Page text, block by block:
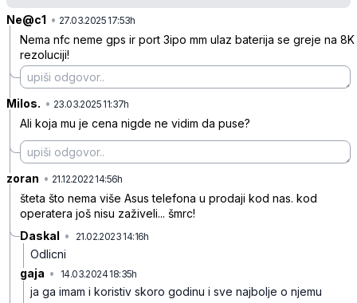
Ne@c1 • 27.03.2025 17:53h
Nema nfc neme gps ir port 3ipo mm ulaz baterija se greje na 8K
rezoluciji!
Milos. • 23.03.2025 11:37h
Ali koja mu je cena nigde ne vidim da puse?
zoran • 21.12.2022 14:56h
šteta što nema više Asus telefona u prodaji kod nas. kod
operatera još nisu zaživeli... šmrc!
Daskal • 21.02.2023 14:16h
Odlicni
gaja • 14.03.2024 18:35h
ja ga imam i koristiv skoro godinu i sve najbolje o njemu